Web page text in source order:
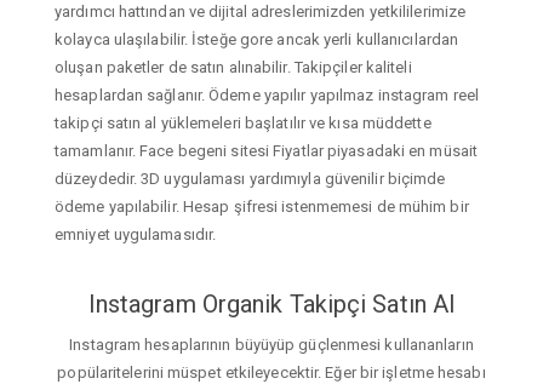
yardımcı hattından ve dijital adreslerimizden yetkililerimize
kolayca ulaşılabilir. İsteğe gore ancak yerli kullanıcılardan
oluşan paketler de satın alınabilir. Takipçiler kaliteli
hesaplardan sağlanır. Ödeme yapılır yapılmaz instagram reel
takipçi satın al yüklemeleri başlatılır ve kısa müddette
tamamlanır. Face begeni sitesi Fiyatlar piyasadaki en müsait
düzeydedir. 3D uygulaması yardımıyla güvenilir biçimde
ödeme yapılabilir. Hesap şifresi istenmemesi de mühim bir
emniyet uygulamasıdır.
Instagram Organik Takipçi Satın Al
Instagram hesaplarının büyüyüp güçlenmesi kullananların
popülaritelerini müspet etkileyecektir. Eğer bir işletme hesabı